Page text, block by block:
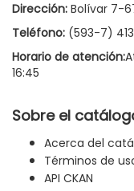
Dirección: Bolívar 7-
Teléfono: (593-7)
Horario de atención:
16:45
Sobre el
Acerca del
Términos de
API CKAN